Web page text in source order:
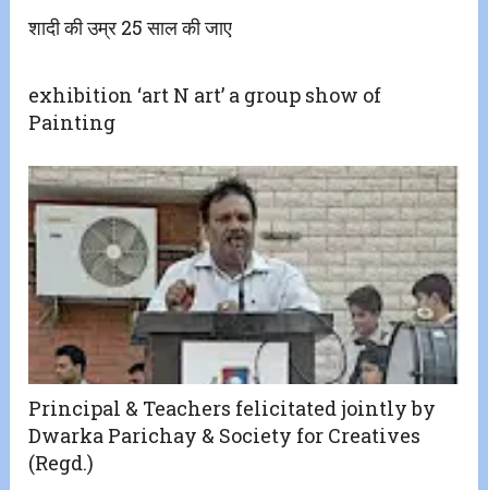
शादी की उम्र 25 साल की जाए
exhibition ‘art N art’ a group show of
Painting
Principal & Teachers felicitated jointly by
Dwarka Parichay & Society for Creatives
(Regd.)